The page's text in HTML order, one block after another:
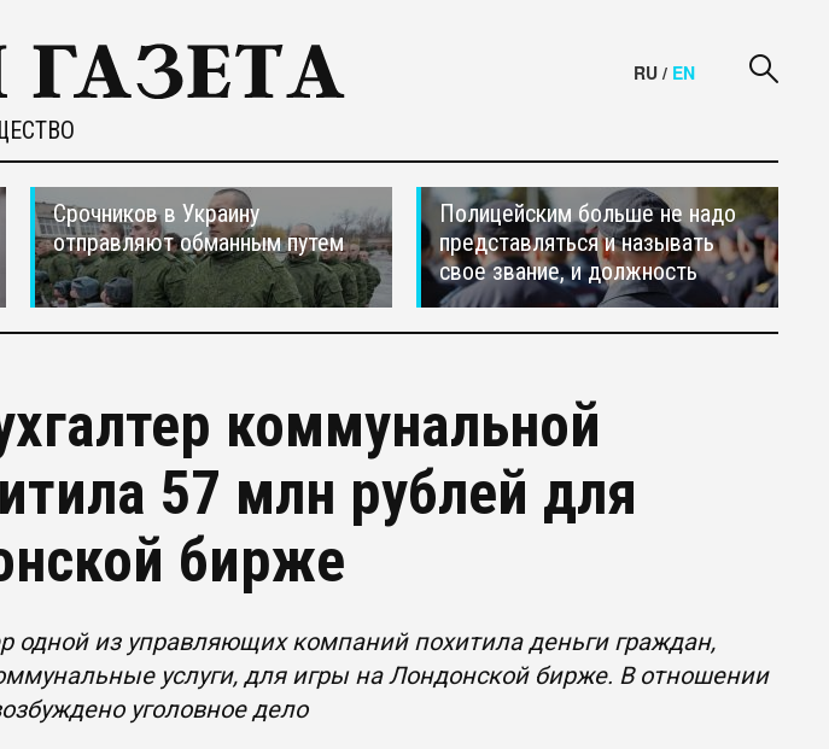
RU / EN
Срочников в Украину
отправляют обманным путем
Полицейским больше не надо
представляться и называть
свое звание, и должность
коммунальной
57 млн рублей для
бирже
одной из управляющих компаний похитила деньги граждан,
услуги, для игры на Лондонской бирже. В отношении
уголовное дело